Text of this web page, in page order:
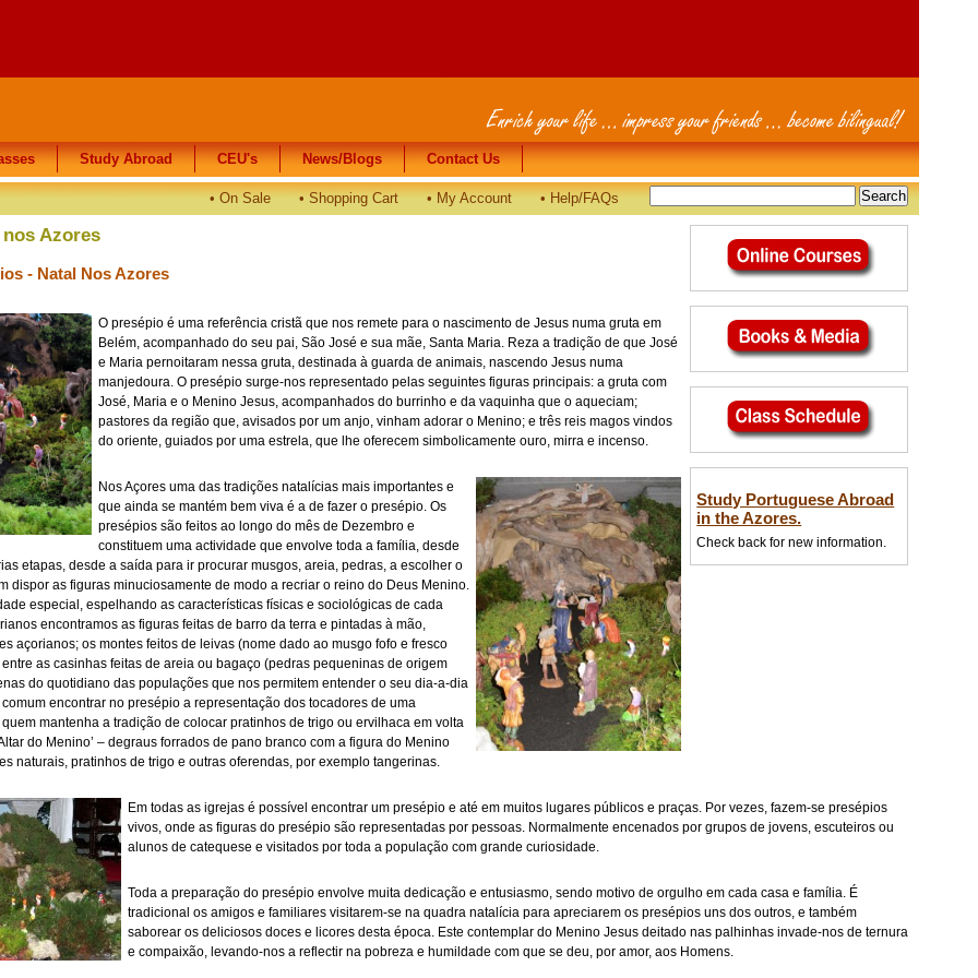
•On Sale •Shopping Cart • My Account • Help/FAQs
Study Abroad
Study Abroad CEU's
CEU's News/Blogs
News/Blogs Contact Us
Contact Us
Study Portuguese Abroad
in the Azores.
Check back for new information.
Azores
- Natal Nos Azores
O presépio é uma referência cristã que nos remete para o nascimento de Jesus numa gruta em
Belém, acompanhado do seu pai, São José e sua mãe, Santa Maria. Reza a tradição de que José
e Maria pernoitaram nessa gruta, destinada à guarda de animais, nascendo Jesus numa
manjedoura. O presépio surge-nos representado pelas seguintes figuras principais: a gruta com
José, Maria e o Menino Jesus, acompanhados do burrinho e da vaquinha que o aqueciam;
pastores da região que, avisados por um anjo, vinham adorar o Menino; e três reis magos vindos
do oriente, guiados por uma estrela, que lhe oferecem simbolicamente ouro, mirra e incenso.
Nos Açores uma das tradições natalícias mais importantes e
que ainda se mantém bem viva é a de fazer o presépio. Os
presépios são feitos ao longo do mês de Dezembro e
constituem uma actividade que envolve toda a família, desde
etapas, desde a saída para ir procurar musgos, areia, pedras, a escolher o
dispor as figuras minuciosamente de modo a recriar o reino do Deus Menino.
especial, espelhando as características físicas e sociológicas de cada
encontramos as figuras feitas de barro da terra e pintadas à mão,
açorianos; os montes feitos de leivas (nome dado ao musgo fofo e fresco
as casinhas feitas de areia ou bagaço (pedras pequeninas de origem
do quotidiano das populações que nos permitem entender o seu dia-a-dia
encontrar no presépio a representação dos tocadores de uma
mantenha a tradição de colocar pratinhos de trigo ou ervilhaca em volta
do Menino’ – degraus forrados de pano branco com a figura do Menino
naturais, pratinhos de trigo e outras oferendas, por exemplo tangerinas.
Em todas as igrejas é possível encontrar um presépio e até em muitos lugares públicos e praças. Por vezes, fazem-se presépios
vivos, onde as figuras do presépio são representadas por pessoas. Normalmente encenados por grupos de jovens, escuteiros ou
alunos de catequese e visitados por toda a população com grande curiosidade.
Toda a preparação do presépio envolve muita dedicação e entusiasmo, sendo motivo de orgulho em cada casa e família. É
tradicional os amigos e familiares visitarem-se na quadra natalícia para apreciarem os presépios uns dos outros, e também
saborear os deliciosos doces e licores desta época. Este contemplar do Menino Jesus deitado nas palhinhas invade-nos de ternura
e compaixão, levando-nos a reflectir na pobreza e humildade com que se deu, por amor, aos Homens.